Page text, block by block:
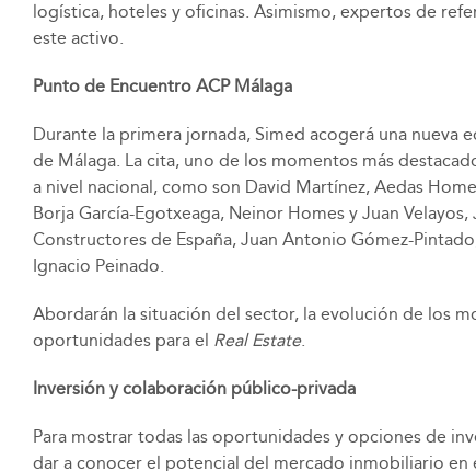
logística, hoteles y oficinas. Asimismo, expertos de
este activo.
Punto de Encuentro ACP Málaga
Durante la primera jornada, Simed acogerá una
de Málaga. La cita, uno de los momentos más
a nivel nacional, como son David Martínez, Aedas
Borja García-Egotxeaga, Neinor Homes y Juan
Constructores de España, Juan Antonio Gómez-
Ignacio Peinado.
Abordarán la situación del sector, la evolución de los
oportunidades para el Real Estate.
Inversión y colaboración público-privada
Para mostrar todas las oportunidades y opciones de
dar a conocer el potencial del mercado inmobiliario